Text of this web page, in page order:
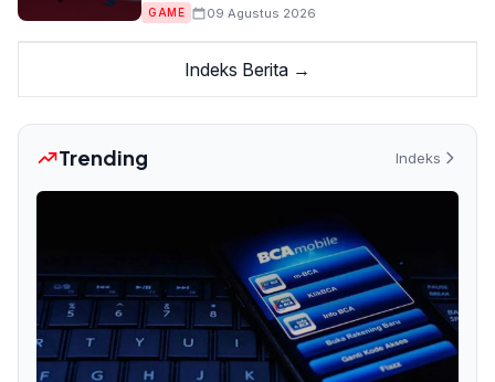
GAME 09 Agustus 2026
Indeks Berita →
Trending Indeks